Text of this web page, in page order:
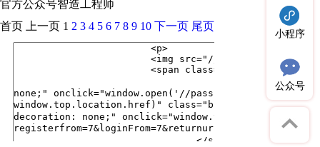
官方公众号智造工程师
小程序
公众号
首页 上一页 1 2 3 4 5 6 7 8 9 10 下一页 尾页